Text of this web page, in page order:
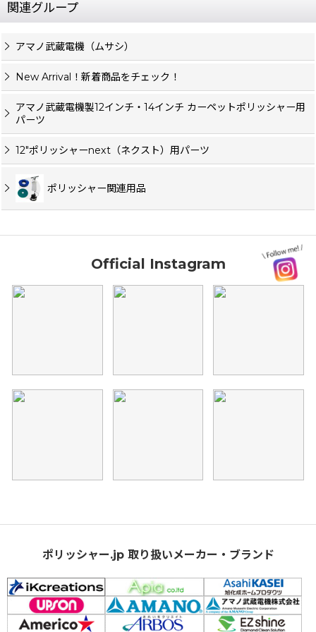
関連グループ
アマノ武蔵電機（ムサシ）
New Arrival！新着商品をチェック！
アマノ武蔵電機製12インチ・14インチ カーペットポリッシャー用
パーツ
12"ポリッシャーnext（ネクスト）用パーツ
ポリッシャー関連用品
Official Instagram
ポリッシャー.jp 取り扱いメーカー・ブランド